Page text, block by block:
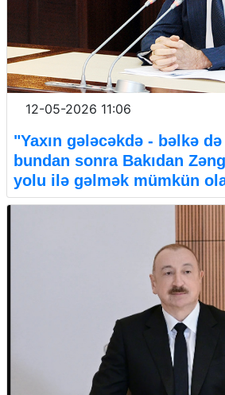
12-05-2026 11:06
"Yaxın gələcəkdə - bəlkə
bundan sonra Bakıdan
yolu ilə gəlmək mümkün